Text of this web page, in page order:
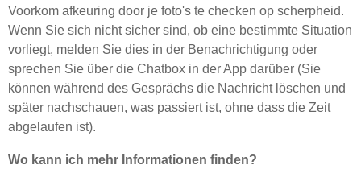
Voorkom afkeuring door je foto's te checken op scherpheid.
Wenn Sie sich nicht sicher sind, ob eine bestimmte Situation
vorliegt, melden Sie dies in der Benachrichtigung oder
sprechen Sie über die Chatbox in der App darüber (Sie
können während des Gesprächs die Nachricht löschen und
später nachschauen, was passiert ist, ohne dass die Zeit
abgelaufen ist).
Wo kann ich mehr Informationen finden?